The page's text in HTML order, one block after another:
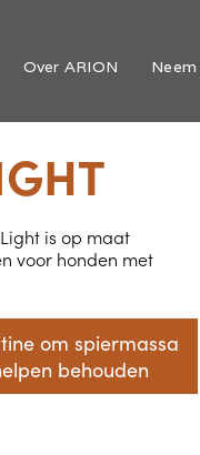
Over ARION
is op maat
voor honden met
om spiermassa
behouden